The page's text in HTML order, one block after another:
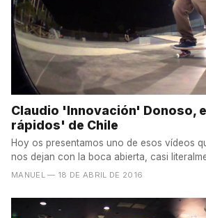
Claudio 'Innovación' Donoso,
rápidos' de Chile
Hoy os presentamos uno de esos vídeos
nos dejan con la boca abierta, casi
MANUEL — 18 DE ABRIL DE 2016